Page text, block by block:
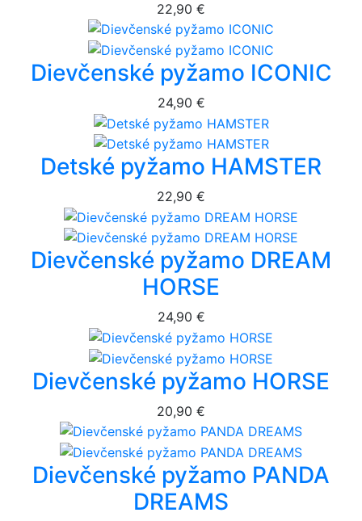
22,90 €
Dievčenské pyžamo ICONIC
24,90 €
Detské pyžamo HAMSTER
22,90 €
Dievčenské pyžamo DREAM
HORSE
24,90 €
Dievčenské pyžamo HORSE
20,90 €
Dievčenské pyžamo PANDA
DREAMS